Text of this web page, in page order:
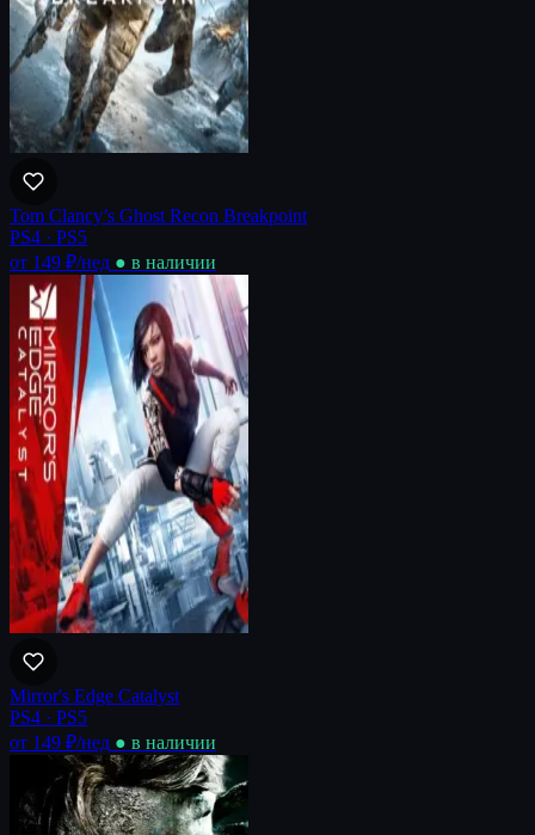
Tom Clancy’s Ghost Recon Breakpoint
PS4 · PS5
от 149 ₽/нед ● в наличии
Mirror's Edge Catalyst
PS4 · PS5
от 149 ₽/нед ● в наличии